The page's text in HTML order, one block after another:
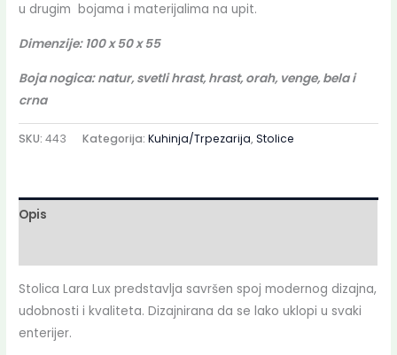
u drugim bojama i materijalima na upit.
Dimenzije: 100 x 50 x 55
Boja nogica: natur, svetli hrast, hrast, orah, venge, bela i
crna
SKU:443 Kategorija:Kuhinja/Trpezarija,Stolice
Opis
Stolica Lara Lux predstavlja savršen spoj modernog dizajna,
udobnosti i kvaliteta. Dizajnirana da se lako uklopi u svaki
enterijer.